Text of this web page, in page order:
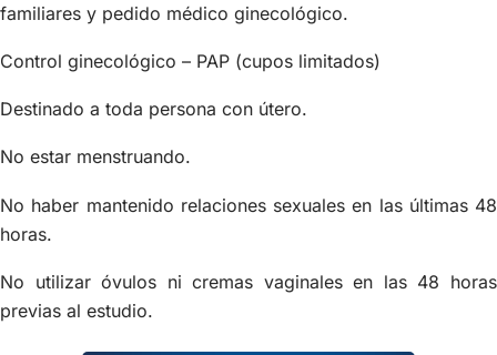
familiares y pedido médico ginecológico.
Control ginecológico – PAP (cupos limitados)
Destinado a toda persona con útero.
No estar menstruando.
No haber mantenido relaciones sexuales en las últimas 48
horas.
No utilizar óvulos ni cremas vaginales en las 48 horas
previas al estudio.